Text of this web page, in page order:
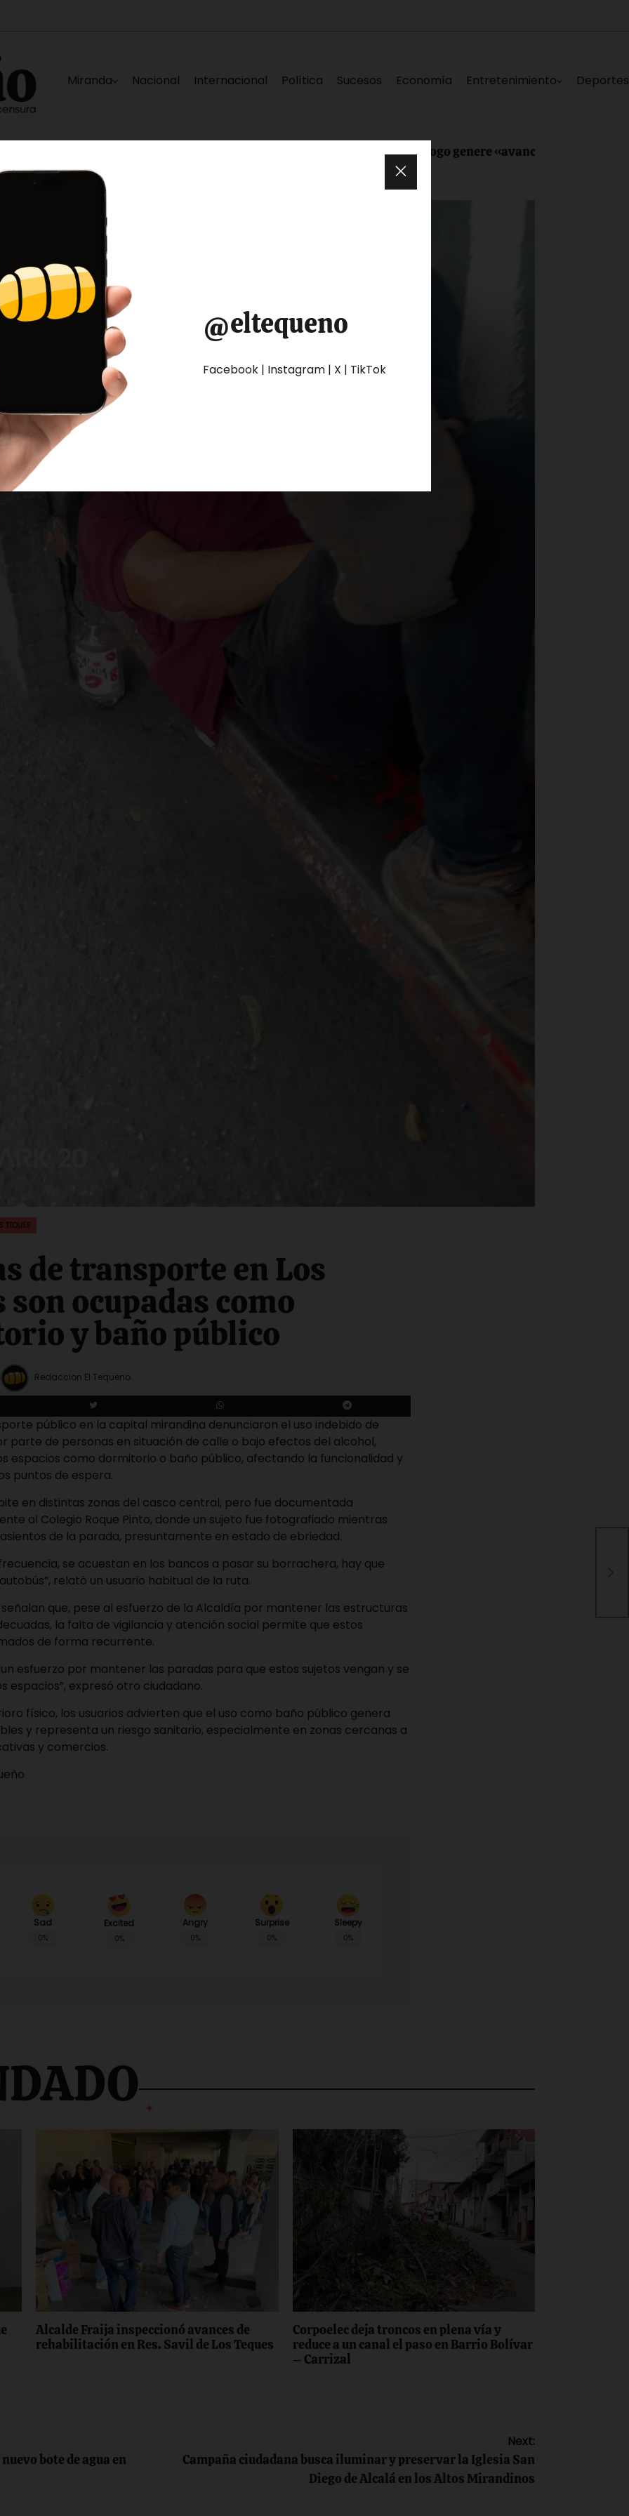
Miranda Nacional Internacional Política Sucesos Economía Entretenimiento Deportes
Plataforma Unitaria espera que mesa de diálogo genere «avances reales para Venezuela»
TEQUES
de transporte en Los
son ocupadas como
y baño público
Redaccion El Tequeno
público en la capital mirandina denunciaron el uso indebido de
parte de personas en situación de calle o bajo efectos del alcohol,
espacios como dormitorio o baño público, afectando la funcionalidad y
puntos de espera.
en distintas zonas del casco central, pero fue documentada
al Colegio Roque Pinto, donde un sujeto fue fotografiado mientras
de la parada, presuntamente en estado de ebriedad.
se acuestan en los bancos a pasar su borrachera, hay que
relató un usuario habitual de la ruta.
que, pese al esfuerzo de la Alcaldía por mantener las estructuras
la falta de vigilancia y atención social permite que estos
de forma recurrente.
esfuerzo por mantener las paradas para que estos sujetos vengan y se
espacios”, expresó otro ciudadano.
físico, los usuarios advierten que el uso como baño público genera
y representa un riesgo sanitario, especialmente en zonas cercanas a
y comercios.
Sad
0%
Excited
0%
Angry
0%
Surprise
0%
Sleepy
0%
Alcalde Fraija inspeccionó avances de
rehabilitación en Res. Savil de Los Teques
Corpoelec deja troncos en plena vía y
reduce a un canal el paso en Barrio Bolívar
– Carrizal
bote de agua en
Next:
Campaña ciudadana busca iluminar y preservar la Iglesia San
Diego de Alcalá en los Altos Mirandinos
@eltequeno
Facebook | Instagram | X | TikTok